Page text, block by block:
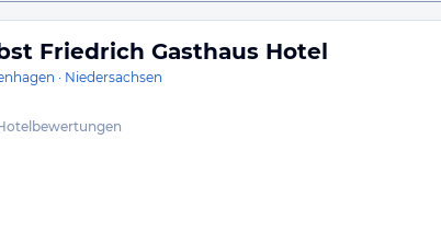
Friedrich Gasthaus Hotel
· Niedersachsen